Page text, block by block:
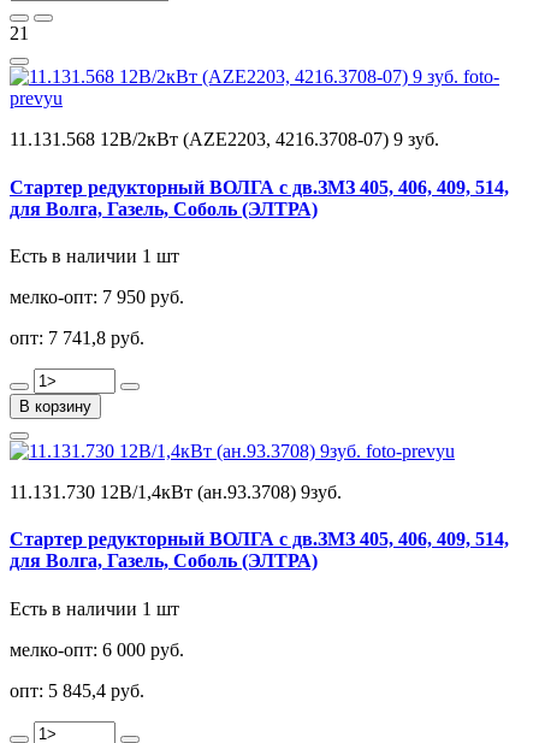
21
11.131.568 12В/2кВт (AZE2203, 4216.3708-07) 9 зуб.
Стартер редукторный ВОЛГА с дв.ЗМЗ 405, 406, 409, 514,
для Волга, Газель, Соболь (ЭЛТРА)
Есть в наличии 1 шт
мелко-опт: 7 950 руб.
опт: 7 741,8 руб.
В корзину
11.131.730 12В/1,4кВт (ан.93.3708) 9зуб.
Стартер редукторный ВОЛГА с дв.ЗМЗ 405, 406, 409, 514,
для Волга, Газель, Соболь (ЭЛТРА)
Есть в наличии 1 шт
мелко-опт: 6 000 руб.
опт: 5 845,4 руб.